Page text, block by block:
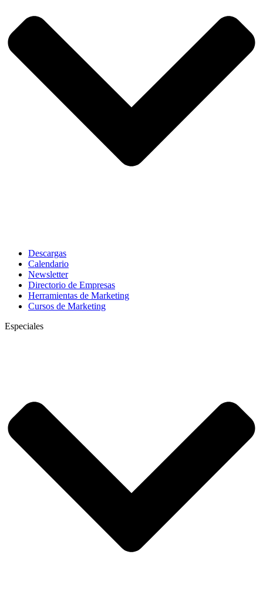
Descargas
Calendario
Newsletter
Directorio de Empresas
Herramientas de Marketing
Cursos de Marketing
Especiales